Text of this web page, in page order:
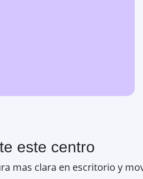
este centro
mas clara en escritorio y